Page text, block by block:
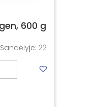
600 g
Sandėlyje: 22